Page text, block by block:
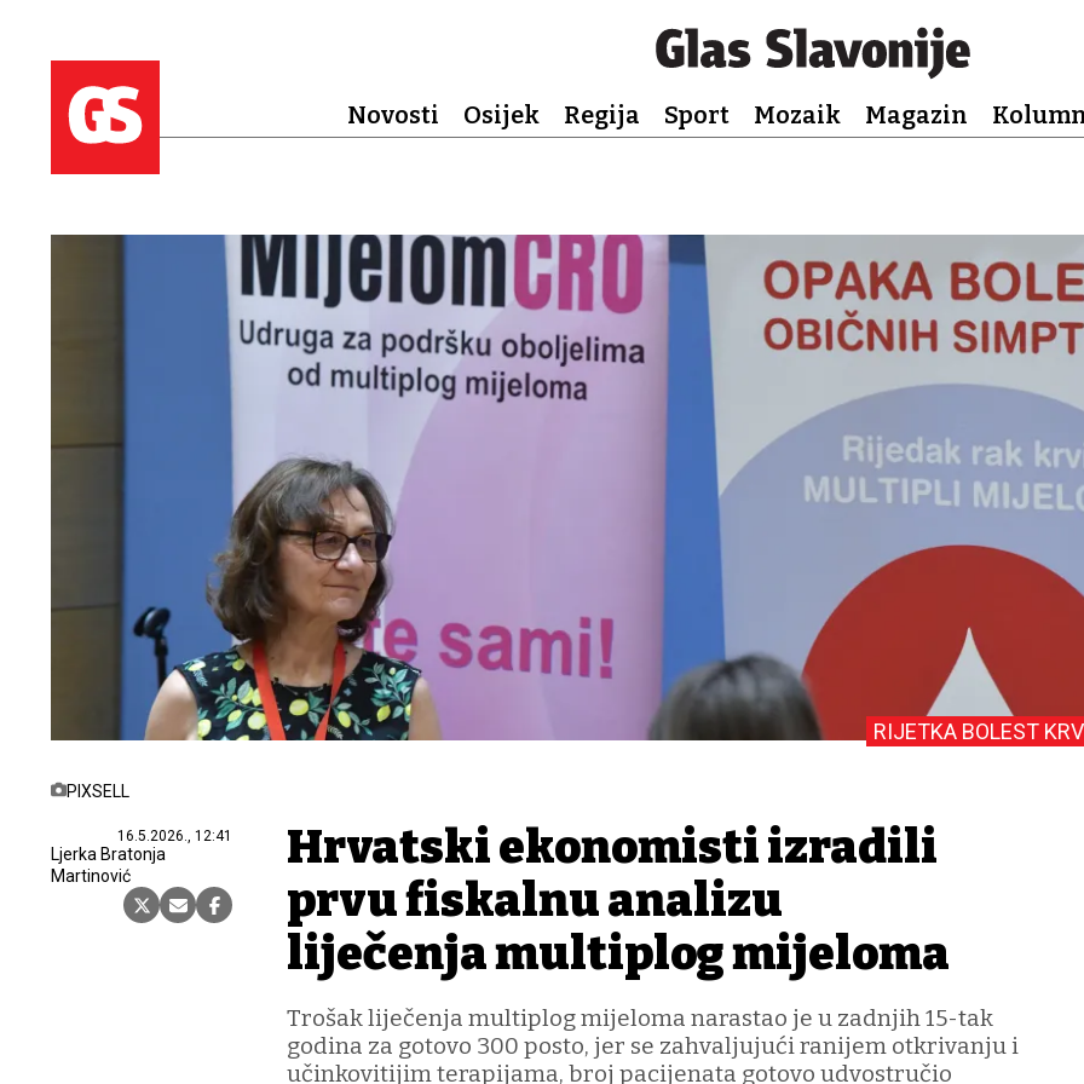
Novosti Osijek Regija Sport Mozaik Magazin
PIXSELL
16.5.2026., 12:41
Ljerka Bratonja
Martinović
RIJETKA BOLEST
Hrvatski ekonomisti izradili
prvu fiskalnu analizu
liječenja multiplog mijeloma
Trošak liječenja multiplog mijeloma narastao je u zadnjih 15-tak
godina za gotovo 300 posto, jer se zahvaljujući ranijem otkrivanju i
učinkovitijim terapijama, broj pacijenata gotovo udvostručio